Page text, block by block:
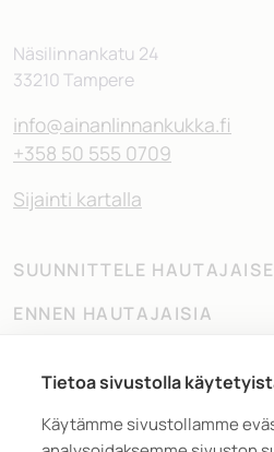
Tietoa sivustolla
Käytämme sivustollamme
Näsilinnankatu 24
33210 Tampere
info@ainanlinnankukka.fi
+358 50 555 0709
Sijainti kartalla
SUUNNITTELE
ENNEN HAUTAJAISIA
MEMORIA